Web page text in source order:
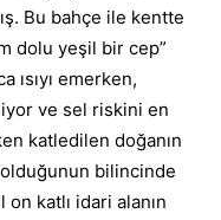
Bu bahçe ile kentte
dolu yeşil bir cep”
ısıyı emerken,
ve sel riskini en
katledilen doğanın
bilincinde
katlı idari alanın